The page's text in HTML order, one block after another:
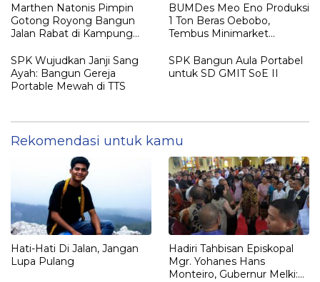
Marthen Natonis Pimpin
Gotong Royong Bangun
Jalan Rabat di Kampung
BUMDes Meo Eno Produksi
1 Ton Beras Oebobo,
Tembus Minimarket
SPK Wujudkan Janji Sang
Ayah: Bangun Gereja
Portable Mewah di TTS
SPK Bangun Aula Portabel
untuk SD GMIT SoE II
Rekomendasi untuk kamu
Hati-Hati Di Jalan, Jangan
Lupa Pulang
Hadiri Tahbisan Episkopal
Mgr. Yohanes Hans
Monteiro, Gubernur Melki: